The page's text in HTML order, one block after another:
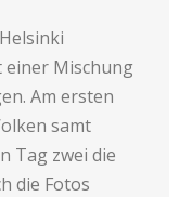
einer Mischung
Am ersten
samt
Tag zwei die
die Fotos